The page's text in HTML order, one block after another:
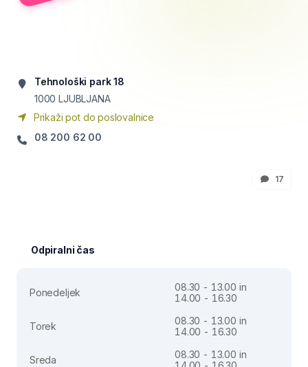
Tehnološki park 18
1000 LJUBLJANA
Prikaži pot do poslovalnice
08 200 62 00
17
Odpiralni čas
Ponedeljek
08.30 - 13.00 in
14.00 - 16.30
Torek
08.30 - 13.00 in
14.00 - 16.30
Sreda
08.30 - 13.00 in